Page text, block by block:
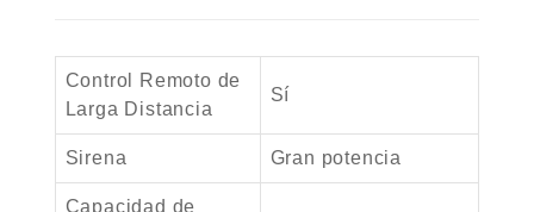
Control Remoto de
Larga Distancia
Sí
Sirena Gran potencia
Capacidad de